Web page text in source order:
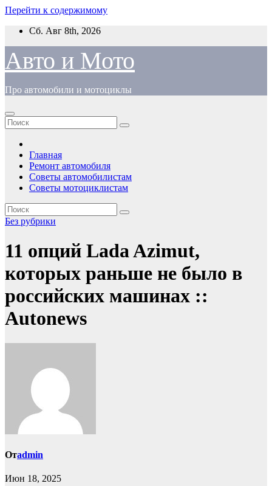
Перейти к содержимому
Сб. Авг 8th, 2026
Авто и Мото
Про автомобили и мотоциклы
Главная
Ремонт автомобиля
Советы автомобилистам
Советы мотоциклистам
Без рубрики
11 опций Lada Azimut,
которых раньше не было в
российских машинах ::
Autonews
Отadmin
Июн 18, 2025